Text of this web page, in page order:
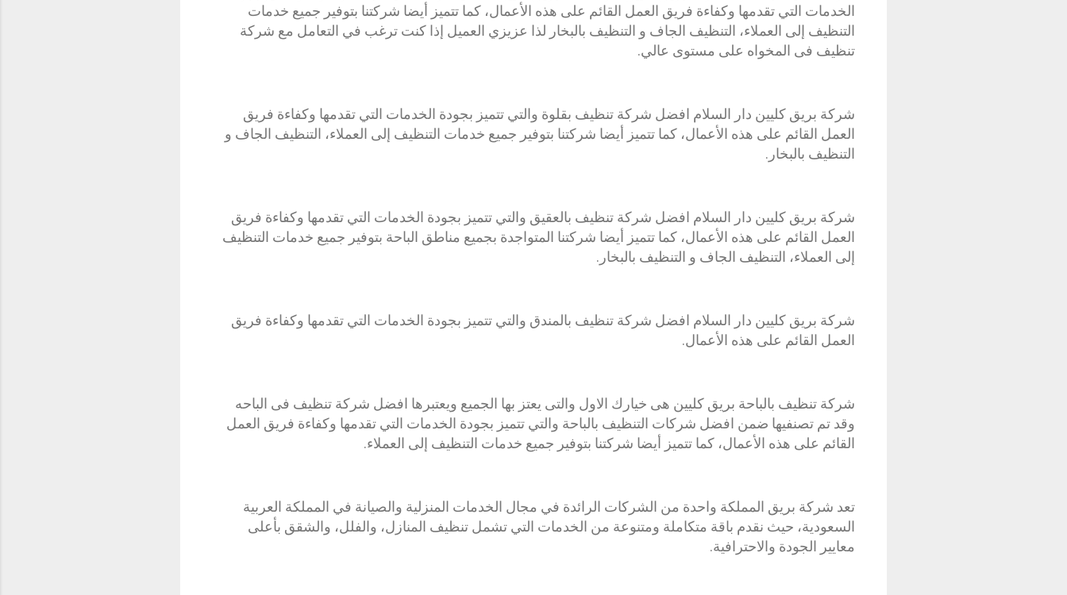
الخدمات التي تقدمها وكفاءة فريق العمل القائم على هذه الأعمال، كما تتميز أيضا شركتنا بتوفير جميع خدمات
التنظيف إلى العملاء، التنظيف الجاف و التنظيف بالبخار لذا عزيزي العميل إذا كنت ترغب في التعامل مع شركة
تنظيف فى المخواه على مستوى عالي.
شركة بريق كليين دار السلام افضل شركة تنظيف بقلوة والتي تتميز بجودة الخدمات التي تقدمها وكفاءة فريق
العمل القائم على هذه الأعمال، كما تتميز أيضا شركتنا بتوفير جميع خدمات التنظيف إلى العملاء، التنظيف الجاف و
التنظيف بالبخار.
شركة بريق كليين دار السلام افضل شركة تنظيف بالعقيق والتي تتميز بجودة الخدمات التي تقدمها وكفاءة فريق
العمل القائم على هذه الأعمال، كما تتميز أيضا شركتنا المتواجدة بجميع مناطق الباحة بتوفير جميع خدمات التنظيف
إلى العملاء، التنظيف الجاف و التنظيف بالبخار.
شركة بريق كليين دار السلام افضل شركة تنظيف بالمندق والتي تتميز بجودة الخدمات التي تقدمها وكفاءة فريق
العمل القائم على هذه الأعمال.
شركة تنظيف بالباحة بريق كليين هى خيارك الاول والتى يعتز بها الجميع ويعتبرها افضل شركة تنظيف فى الباحه
وقد تم تصنفيها ضمن افضل شركات التنظيف بالباحة والتي تتميز بجودة الخدمات التي تقدمها وكفاءة فريق العمل
القائم على هذه الأعمال، كما تتميز أيضا شركتنا بتوفير جميع خدمات التنظيف إلى العملاء.
تعد شركة بريق المملكة واحدة من الشركات الرائدة في مجال الخدمات المنزلية والصيانة في المملكة العربية
السعودية، حيث نقدم باقة متكاملة ومتنوعة من الخدمات التي تشمل تنظيف المنازل، والفلل، والشقق بأعلى
معايير الجودة والاحترافية.